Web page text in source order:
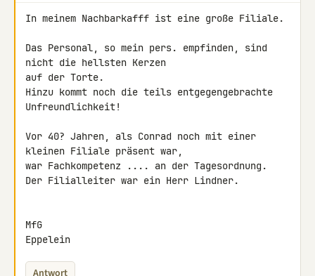
In meinem Nachbarkafff ist eine große Filiale.
Das Personal, so mein pers. empfinden, sind
nicht die hellsten Kerzen
auf der Torte.
Hinzu kommt noch die teils entgegengebrachte
Unfreundlichkeit!
Vor 40? Jahren, als Conrad noch mit einer
kleinen Filiale präsent war,
war Fachkompetenz .... an der Tagesordnung.
Der Filialleiter war ein Herr Lindner.
MfG
Eppelein
Antwort